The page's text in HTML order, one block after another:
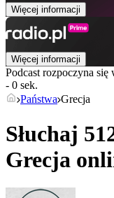
Więcej informacji
Więcej informacji
Podcast rozpoczyna się
- 0 sek.
Państwa Grecja
Słuchaj
Grecja